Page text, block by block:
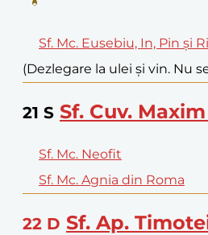
Sf. Mc. Eusebiu, In, Pin și
(Dezlegare la ulei și vin. Nu
21 S Sf. Cuv.
Sf. Mc. Neofit
Sf. Mc. Agnia din Roma
22 D Sf. Ap.